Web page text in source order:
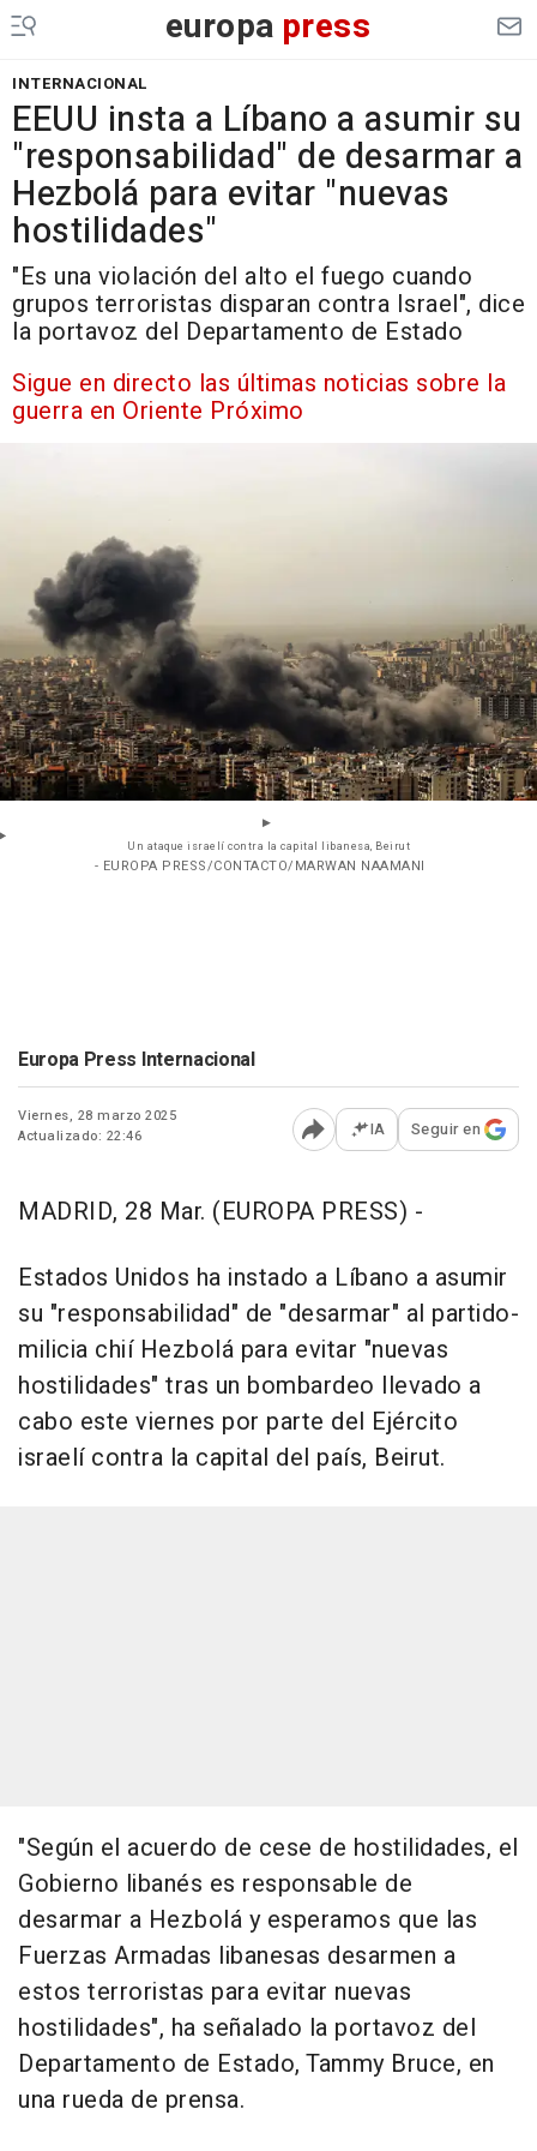
europa press
INTERNACIONAL
EEUU insta a Líbano a asumir su
"responsabilidad" de desarmar a
Hezbolá para evitar "nuevas
hostilidades"
"Es una violación del alto el fuego cuando
grupos terroristas disparan contra Israel", dice
la portavoz del Departamento de Estado
Sigue en directo las últimas noticias sobre la
guerra en Oriente Próximo
Un ataque israelí contra la capital libanesa, Beirut
- EUROPA PRESS/CONTACTO/MARWAN NAAMANI
Europa Press Internacional
Viernes, 28 marzo 2025
Actualizado: 22:46
Abrir opciones para
IA Seguir en
MADRID, 28 Mar. (EUROPA PRESS) -
Estados Unidos ha instado a Líbano a asumir
su "responsabilidad" de "desarmar" al partido-
milicia chií Hezbolá para evitar "nuevas
hostilidades" tras un bombardeo llevado a
cabo este viernes por parte del Ejército
israelí contra la capital del país, Beirut.
"Según el acuerdo de cese de hostilidades, el
Gobierno libanés es responsable de
desarmar a Hezbolá y esperamos que las
Fuerzas Armadas libanesas desarmen a
estos terroristas para evitar nuevas
hostilidades", ha señalado la portavoz del
Departamento de Estado, Tammy Bruce, en
una rueda de prensa.